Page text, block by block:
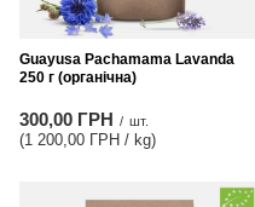
Guayusa Pachamama Lavanda
250 г (органічна)
300,00 ГРН / шт.
(1 200,00 ГРН / kg)